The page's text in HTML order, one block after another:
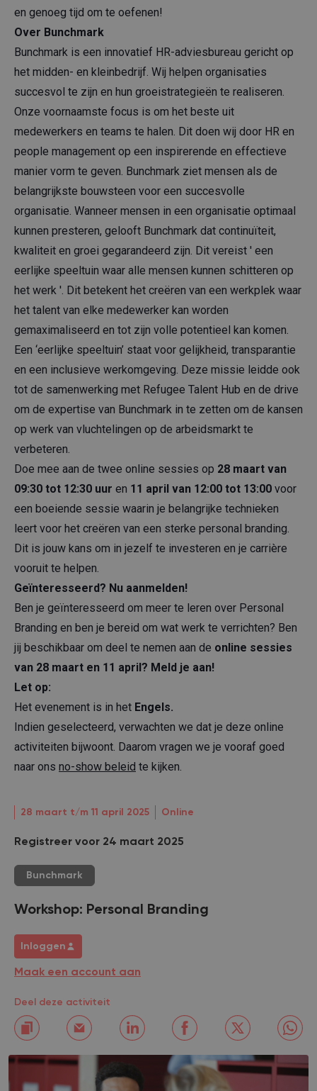
en genoeg tijd om te oefenen!
Over Bunchmark
Bunchmark is een innovatief HR-adviesbureau gericht op
het midden- en kleinbedrijf. Wij helpen organisaties
succesvol te zijn en hun groeistrategieën te realiseren.
Onze voornaamste focus is om het beste uit
medewerkers en teams te halen. Dit doen wij door HR en
people management op een inspirerende en effectieve
manier vorm te geven. Bunchmark ziet mensen als de
belangrijkste bouwsteen voor een succesvolle
organisatie. Wanneer mensen in een organisatie optimaal
kunnen presteren, gelooft Bunchmark dat continuïteit,
kwaliteit en groei gegarandeerd zijn. Dit vereist ' een
eerlijke speeltuin waar alle mensen kunnen schitteren op
het werk '. Dit betekent het creëren van een werkplek waar
het talent van elke medewerker kan worden
gemaximaliseerd en tot zijn volle potentieel kan komen.
Een ‘eerlijke speeltuin’ staat voor gelijkheid, transparantie
en een inclusieve werkomgeving. Deze missie leidde ook
tot de samenwerking met Refugee Talent Hub en de drive
om de expertise van Bunchmark in te zetten om de kansen
op werk van vluchtelingen op de arbeidsmarkt te
verbeteren.
Doe mee aan de twee online sessies op 28 maart van
09:30 tot 12:30 uur en 11 april van 12:00 tot 13:00 voor
een boeiende sessie waarin je belangrijke technieken
leert voor het creëren van een sterke personal branding.
Dit is jouw kans om in jezelf te investeren en je carrière
vooruit te helpen.
Geïnteresseerd? Nu aanmelden!
Ben je geïnteresseerd om meer te leren over Personal
Branding en ben je bereid om wat werk te verrichten? Ben
jij beschikbaar om deel te nemen aan de online sessies
van 28 maart en 11 april? Meld je aan!
Let op:
Het evenement is in het Engels.
Indien geselecteerd, verwachten we dat je deze online
activiteiten bijwoont. Daarom vragen we je vooraf goed
naar ons no-show beleid te kijken.
28 maart t/m 11 april 2025 Online
Registreer voor 24 maart 2025
Bunchmark
Workshop: Personal Branding
Inloggen
Maak een account aan
Deel deze activiteit